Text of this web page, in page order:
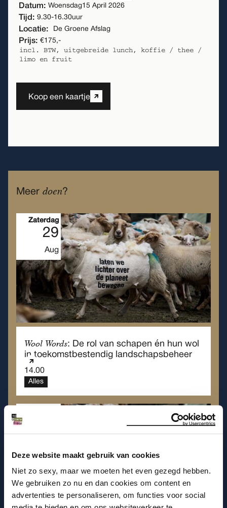
Deze website maakt gebruik van cookies
Niet zo sexy, maar we moeten het even gezegd hebben.
We gebruiken zo nu en dan cookies om content en
advertenties te personaliseren, om functies voor social
Datum: Woensdag15 April 2026
Tijd: 9.30-16.30uur
Locatie: De Groene Afslag
Prijs: €175,-
incl. BTW, uitgebreide lunch, koffie / thee /
limo en fruit
Koop een kaartje
Meer doen?
Zaterdag
29
Aug
Wool Words: De rol van schapen én hun wol
in toekomstbestendig landschapsbeheer
14.00
Alles